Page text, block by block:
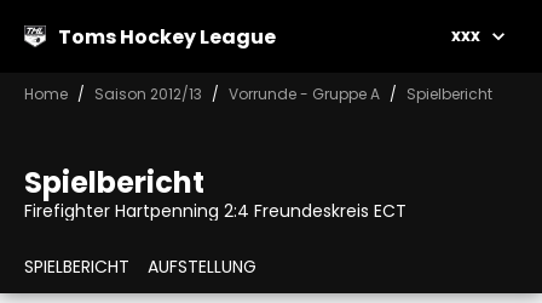
Toms Hockey League xxx
Home Saison 2012/13 Vorrunde - Gruppe A Spielbericht
Spielbericht
Firefighter Hartpenning 2:4 Freundeskreis ECT
SPIELBERICHT AUFSTELLUNG